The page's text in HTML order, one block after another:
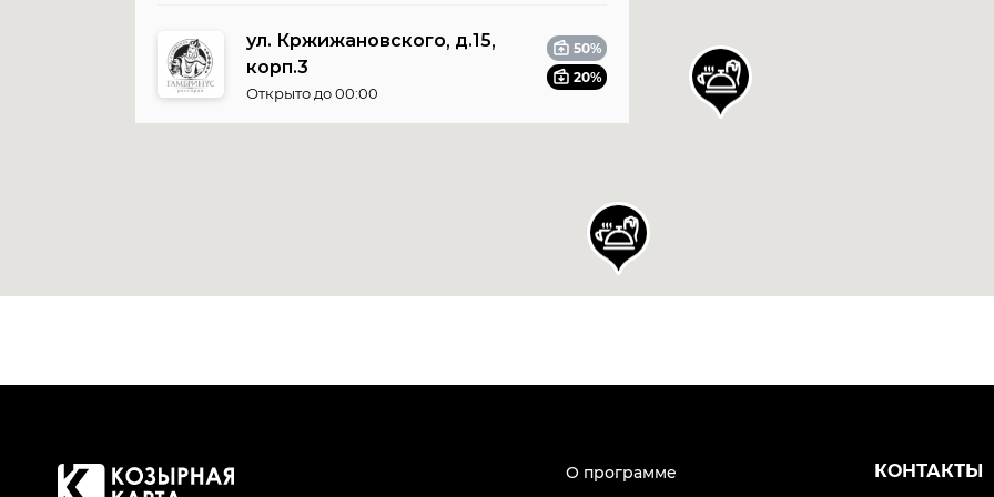
4
6
ул. Кржижановского, д.15,
корп.3
Открыто до 00:00
50%
20%
О программе КОНТАКТЫ